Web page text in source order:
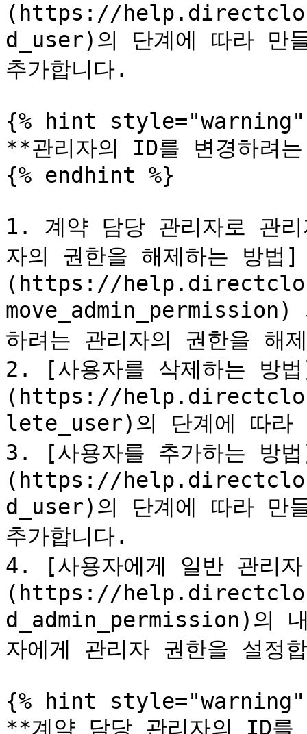
(https://
d_user)의 단계에 따라 만
추가합니다.
{% hint style="warning"
**관리자의 ID를 변경하려
{% endhint %}
1. 계약 담당 관리자로 관
자의 권한을 해제하는 방법]
(https://
move_admin_permission)
하려는 관리자의 권한을 해
2. [사용자를 삭제하는 방
(https://
lete_user)의 단계에 따라
3. [사용자를 추가하는 방
(https://
d_user)의 단계에 따라 만
추가합니다.
4. [사용자에게 일반 관리
(https://
d_admin_permission)의
자에게 관리자 권한을 설정
{% hint style="warning"
**계약 담당 관리자의 ID를